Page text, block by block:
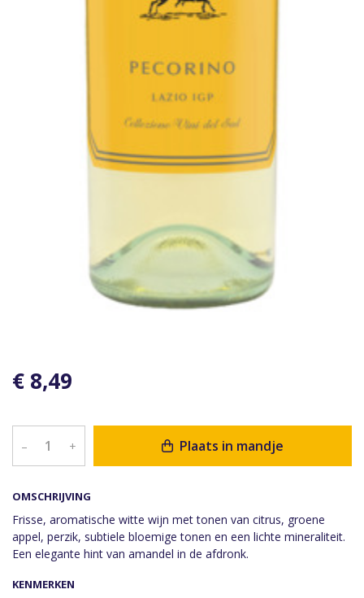
OMSCHRIJVING
Frisse, aromatische witte wijn met tonen van citrus, groene
appel, perzik, subtiele bloemige tonen en een lichte mineraliteit.
Een elegante hint van amandel in de afdronk.
€ 8,49
– + Plaats in mandje
KENMERKEN